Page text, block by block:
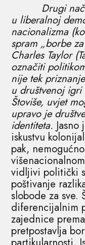
Drugi
u liberalnoj
nacionalizma
spram „borbe
Charles Taylor
označiti
nije tek
u društvenoj
Štoviše, uvjet
upravo je
identiteta.
iskustvu
pak,
vidljivi politički
poštivanje
slobode za sve.
diferencijalnim
zajednice
pretpostavlja